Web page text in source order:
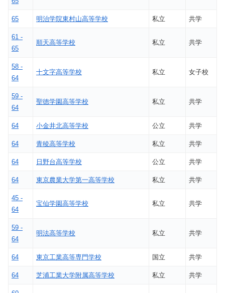
65 明治学院東村山高等学校 私立 共学
61 -
65
順天高等学校 私立 共学
58 -
64
十文字高等学校 私立 女子校
59 -
64
聖徳学園高等学校 私立 共学
64 小金井北高等学校 公立 共学
64 青稜高等学校 私立 共学
64 日野台高等学校 公立 共学
64 東京農業大学第一高等学校 私立 共学
45 -
64
宝仙学園高等学校 私立 共学
59 -
64
明法高等学校 私立 共学
64 東京工業高等専門学校 国立 共学
64 芝浦工業大学附属高等学校 私立 共学